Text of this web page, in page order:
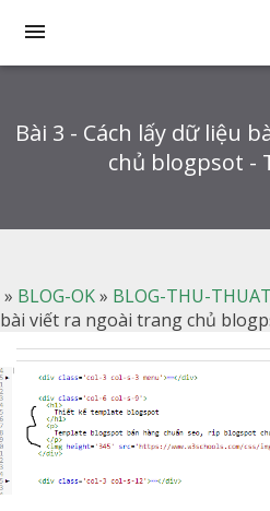

Bài 3 - Cách lấy dữ liệu
chủ blogpsot -
» BLOG-OK» BLOG-THU-THUAT
bài viết ra ngoài trang chủ